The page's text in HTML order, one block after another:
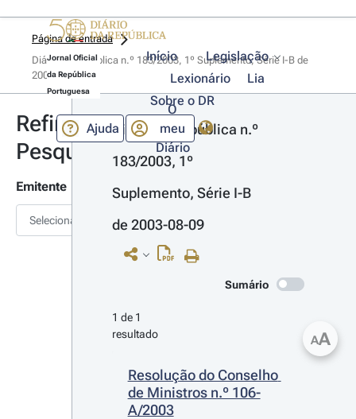
Jornal Oficial
da República
Portuguesa
Início
Legislação
Lexionário
Lia
Sobre o DR
Ajuda
O
meu
Diário
Página de entrada
Diário da República n.º 183/2003, 1º Suplemento, Série I-B de
2003-08-09
Refinar
Pesquisa
Emitente
Selecionar
Diário da República n.º
183/2003, 1º
Suplemento, Série I-B
de 2003-08-09
Sumário
1 de 1
resultado
Resolução do Conselho
de Ministros n.º 106-
A/2003
AA